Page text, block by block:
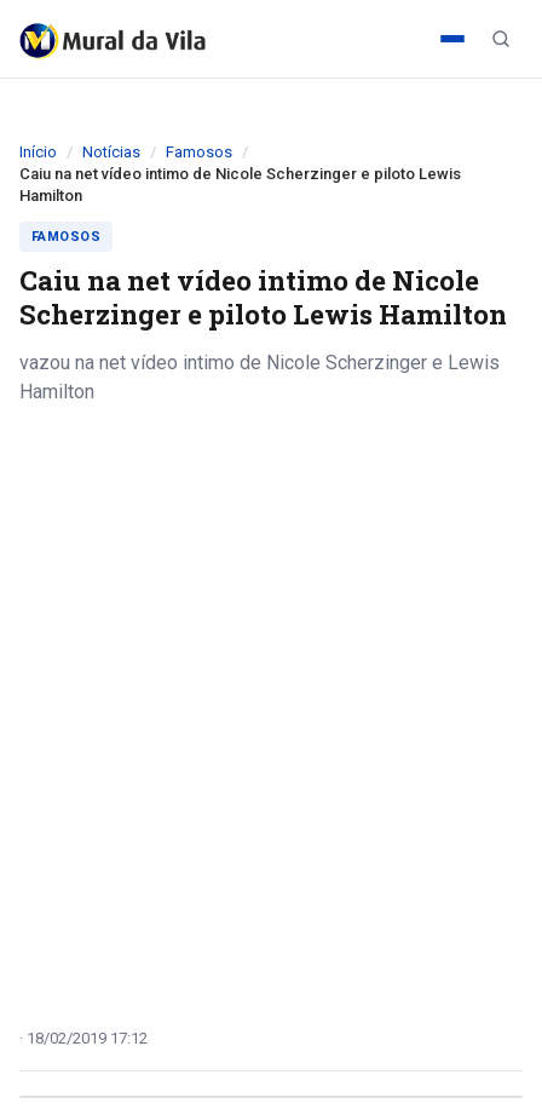
Início Notícias
Famosos
Caiu na net vídeo intimo de Nicole Scherzinger e piloto Lewis
Hamilton
FAMOSOS
Caiu na net vídeo intimo de Nicole
Scherzinger e piloto Lewis Hamilton
vazou na net vídeo intimo de Nicole Scherzinger e Lewis
Hamilton
18/02/2019 17:12